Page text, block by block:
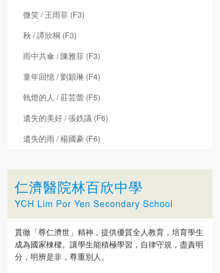
微笑 / 王雨菲 (F3)
秋 / 譚欣桐 (F3)
雨中共傘 / 陳雅菲 (F3)
童年回憶 / 劉穎琳 (F4)
執燈的人 / 莊芸蕾 (F5)
遺失的美好 / 張鉄議 (F6)
遺失的雨 / 楊國豪 (F6)
仁濟醫院林百欣中學
YCH Lim Por Yen Secondary School
貫徹「尊仁濟世」精神，提供優質全人教育，培育學生
成為國家棟樑。讓學生能積極學習，自律守規，盡責明
分，明辨是非，尊重別人。